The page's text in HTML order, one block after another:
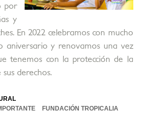
por
y
En 2022 celebramos con mucho
aniversario y renovamos una vez
tenemos con la protección de la
derechos.
FUNDACIÓN TROPICALIA